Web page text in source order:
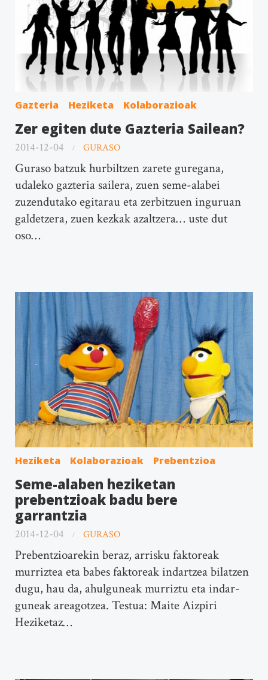
Gazteria Heziketa Kolaborazioak
Zer egiten dute Gazteria Sailean?
2014-12-04 GURASO
Guraso batzuk hurbiltzen zarete guregana,
udaleko gazteria sailera, zuen seme-alabei
zuzendutako egitarau eta zerbitzuen inguruan
galdetzera, zuen kezkak azaltzera… uste dut
oso…
Heziketa Kolaborazioak Prebentzioa
Seme-alaben heziketan
prebentzioak badu bere
garrantzia
2014-12-04 GURASO
Prebentzioarekin beraz, arrisku faktoreak
murriztea eta babes faktoreak indartzea bilatzen
dugu, hau da, ahulguneak murriztu eta indar-
guneak areagotzea. Testua: Maite Aizpiri
Heziketaz…